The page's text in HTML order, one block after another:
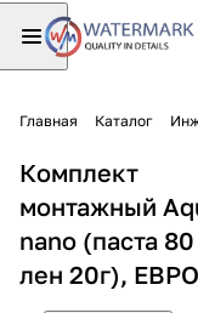
Главная Каталог
Комплект
монтажный
nano (паста 80
лен 20г), ЕВРО